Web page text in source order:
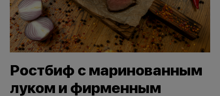
Ростбиф с маринованным
луком и фирменным